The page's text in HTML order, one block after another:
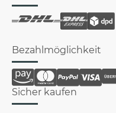
Bezahlmöglichkeit
Sicher kaufen